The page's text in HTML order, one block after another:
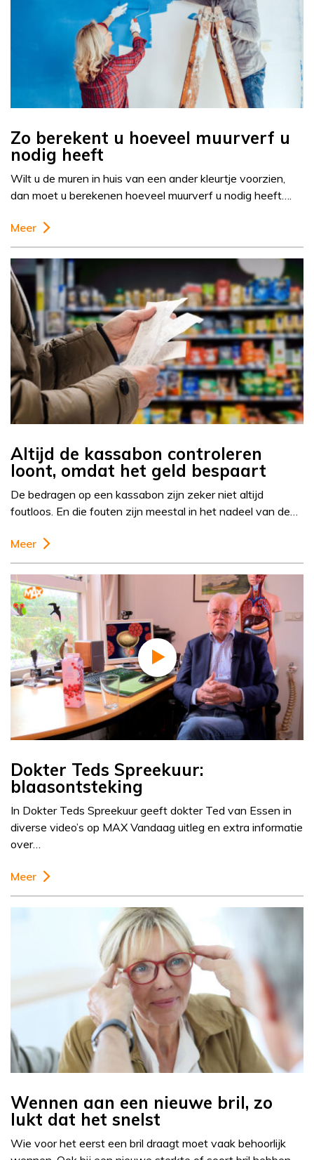
Zo berekent u hoeveel muurverf u
nodig heeft
Wilt u de muren in huis van een ander kleurtje voorzien,
dan moet u berekenen hoeveel muurverf u nodig heeft….
Meer
Altijd de kassabon controleren
loont, omdat het geld bespaart
De bedragen op een kassabon zijn zeker niet altijd
foutloos. En die fouten zijn meestal in het nadeel van de…
Meer
Dokter Teds Spreekuur:
blaasontsteking
In Dokter Teds Spreekuur geeft dokter Ted van Essen in
diverse video’s op MAX Vandaag uitleg en extra informatie
over…
Meer
Wennen aan een nieuwe bril, zo
lukt dat het snelst
Wie voor het eerst een bril draagt moet vaak behoorlijk